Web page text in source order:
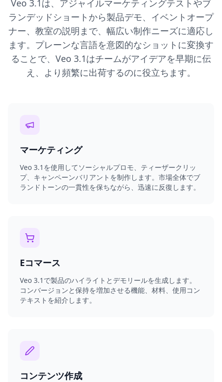
Veo 3.1は、アジャイルマーケティングテストやブ
ランデッドショートから製品デモ、イベントオープ
ナー、教室の説明まで、幅広い制作ニーズに適応し
ます。プレーンな言語を意図的なショットに変換す
ることで、Veo 3.1はチームがアイデアを早期に伝
え、より頻繁に出荷するのに役立ちます。
マーケティング
Veo 3.1を使用してソーシャルプロモ、ティーザークリッ
プ、キャンペーンバリアントを制作します。市場全体でブ
ランドトーンの一貫性を保ちながら、迅速に反復します。
Eコマース
Veo 3.1で製品のハイライトとデモリールを生成します。
コンバージョンと保持を増加させる機能、材料、使用コン
テキストを紹介します。
コンテンツ作成